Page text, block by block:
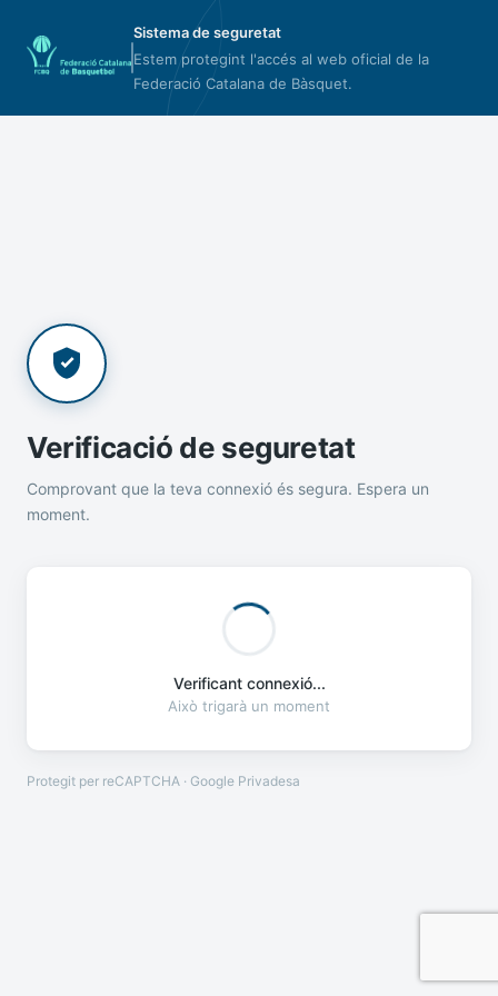
Sistema de seguretat
Estem protegint l'accés al web oficial de la
Federació Catalana de Bàsquet.
Verificació de seguretat
Comprovant que la teva connexió és segura. Espera un
moment.
Verificant connexió...
Això trigarà un moment
Protegit per reCAPTCHA · Google Privadesa